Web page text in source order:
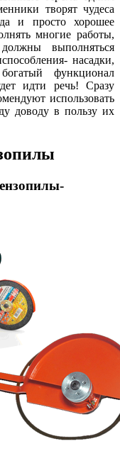
творят чудеса
и просто хорошее
многие работы,
выполняться
насадки,
функционал
идти речь! Сразу
использовать
доводу в пользу их